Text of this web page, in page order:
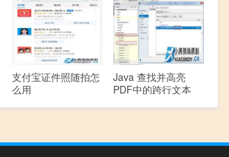
支付宝证件照随拍怎
么用
Java 查找并高亮
PDF中的跨行文本